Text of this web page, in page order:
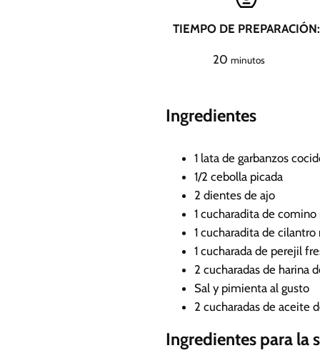
TIEMPO DE PREPARACIÓN:
20 m
u
o
minutos
Ingredientes
1 lata de garbanzos
1/2 cebolla picada
2 dientes de ajo
1 cucharadita de
1 cucharadita de
1 cucharada de perejil
2 cucharadas de harina
Sal y pimienta al gusto
2 cucharadas de aceite
Ingredientes para la